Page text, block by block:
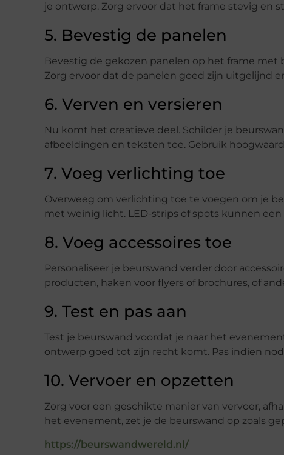
je ontwerp. Zorg ervoor dat het frame stevig en
5. Bevestig de panelen
Bevestig de gekozen panelen op het frame
Zorg ervoor dat de panelen goed zijn uitgelijnd
6. Verven en versieren
Nu komt het creatieve deel. Schilder je
afbeeldingen en teksten toe. Gebruik
7. Voeg verlichting toe
Overweeg om verlichting toe te voegen om je
met weinig licht. LED-strips of spots kunnen
8. Voeg accessoires toe
Personaliseer je beurswand verder door
producten, haken voor flyers of brochures, of
9. Test en pas aan
Test je beurswand voordat je naar het
ontwerp goed tot zijn recht komt. Pas indien
10. Vervoer en opzetten
Zorg voor een geschikte manier van vervoer,
het evenement, zet je de beurswand op zoals
https://beurswandwereld.nl/